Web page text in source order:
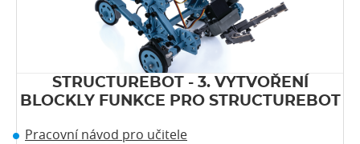
STRUCTUREBOT - 3. VYTVOŘENÍ
BLOCKLY FUNKCE PRO STRUCTUREBOT
Pracovní návod pro učitele